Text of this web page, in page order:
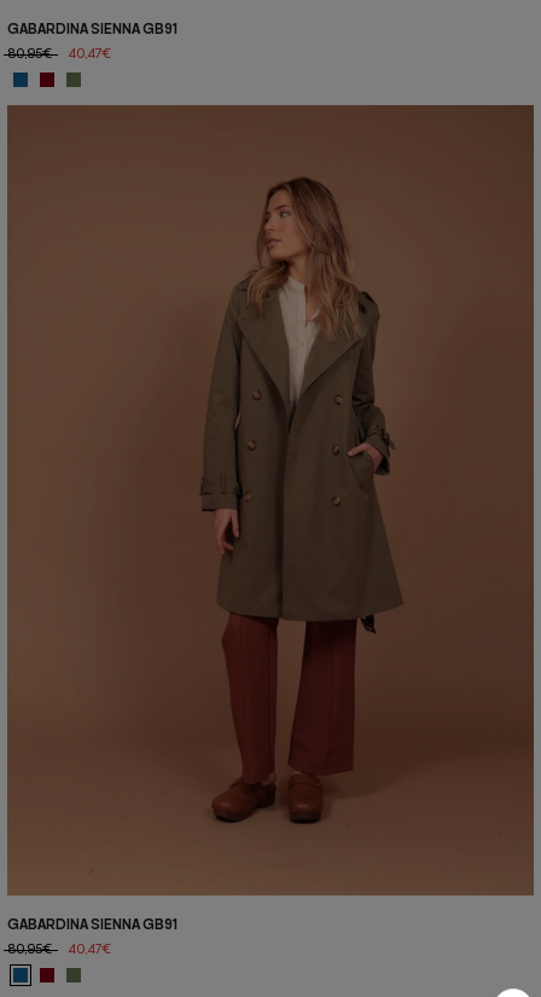
GABARDINA SIENNA GB91
80,95€
40,47€
GABARDINA SIENNA GB91
80,95€
40,47€